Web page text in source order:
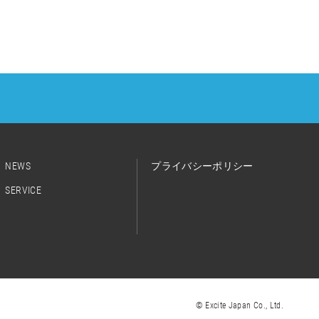
NEWS
SERVICE
プライバシーポリシー
© Excite Japan Co., Ltd.